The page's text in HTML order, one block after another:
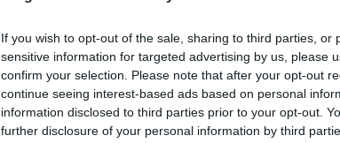
If you wish to opt-out of the sale, sharing to third parties, or
sensitive information for targeted advertising by us, please
confirm your selection. Please note that after your opt-out
continue seeing interest-based ads based on personal
information disclosed to third parties prior to your opt-out.
further disclosure of your personal information by third